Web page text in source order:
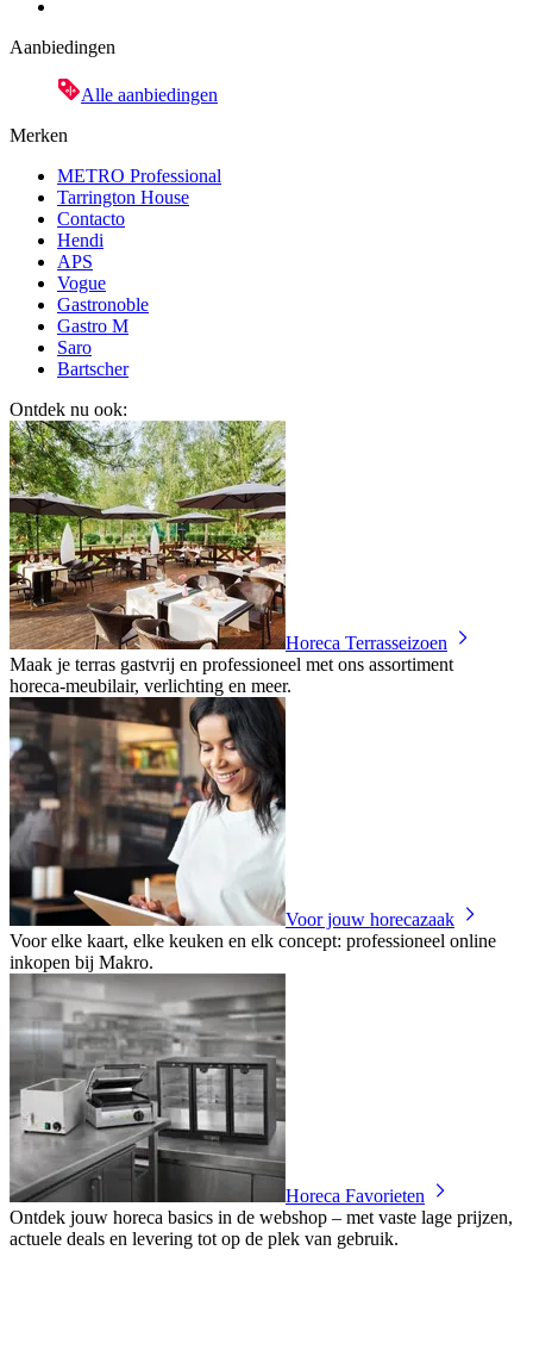
Aanbiedingen
Alle aanbiedingen
Merken
METRO Professional
Tarrington House
Contacto
Hendi
APS
Vogue
Gastronoble
Gastro M
Saro
Bartscher
Ontdek nu ook:
Horeca Terrasseizoen
Maak je terras gastvrij en professioneel met ons assortiment
horeca‑meubilair, verlichting en meer.
Voor jouw horecazaak
Voor elke kaart, elke keuken en elk concept: professioneel online
inkopen bij Makro.
Horeca Favorieten
Ontdek jouw horeca basics in de webshop – met vaste lage prijzen,
actuele deals en levering tot op de plek van gebruik.